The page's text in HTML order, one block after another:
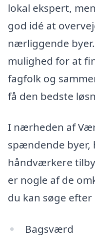
lokal ekspert,
god idé at
nærliggende
mulighed for at
fagfolk og
få den bedste
I nærheden af
spændende byer,
håndværkere
er nogle af de
du kan søge
Bagsværd